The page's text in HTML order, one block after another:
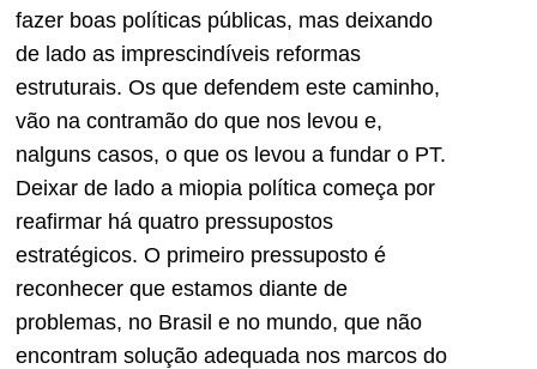
fazer boas políticas públicas, mas deixando
de lado as imprescindíveis reformas
estruturais. Os que defendem este caminho,
vão na contramão do que nos levou e,
nalguns casos, o que os levou a fundar o PT.
Deixar de lado a miopia política começa por
reafirmar há quatro pressupostos
estratégicos. O primeiro pressuposto é
reconhecer que estamos diante de
problemas, no Brasil e no mundo, que não
encontram solução adequada nos marcos do